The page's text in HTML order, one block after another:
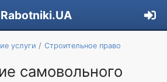
Rabotniki.UA
услуги Строительное право
самовольного